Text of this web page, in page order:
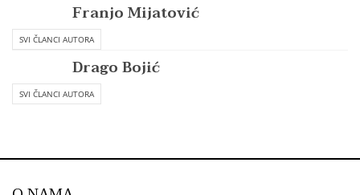
Franjo Mijatović
SVI ČLANCI AUTORA
Drago Bojić
SVI ČLANCI AUTORA